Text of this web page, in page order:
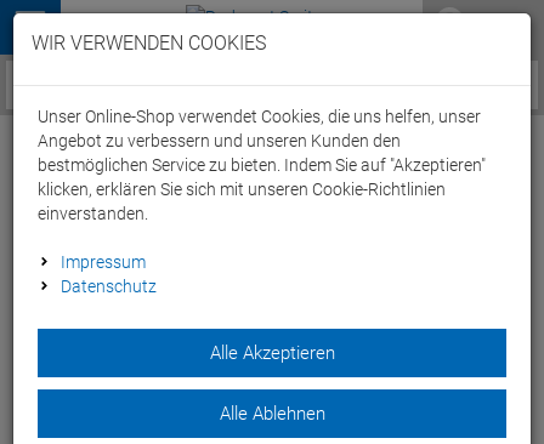
Menü
Service / Hilfe
Kundenbewertungen
0
Einloggen und Bewertung schreiben
WIR VERWENDEN COOKIES
Unser Online-Shop verwendet Cookies, die uns helfen, unser
Angebot zu verbessern und unseren Kunden den
bestmöglichen Service zu bieten. Indem Sie auf "Akzeptieren"
klicken, erklären Sie sich mit unseren Cookie-Richtlinien
einverstanden.
Impressum
Datenschutz
Alle Akzeptieren
Alle Ablehnen